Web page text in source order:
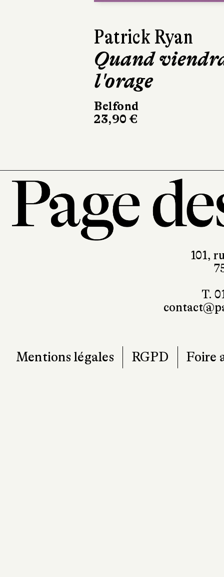
David Sala
Frankenstein
Casterman
101,